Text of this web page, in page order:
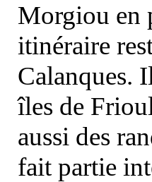
Morgiou en
itinéraire
Calanques.
îles de
aussi des
fait partie